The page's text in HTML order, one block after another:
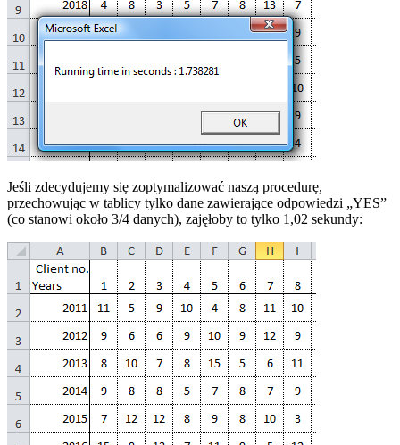
Jeśli zdecydujemy się zoptymalizować naszą procedurę,
przechowując w tablicy tylko dane zawierające odpowiedzi „YES”
(co stanowi około 3/4 danych), zajęłoby to tylko 1,02 sekundy: